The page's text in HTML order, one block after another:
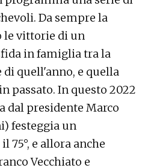
Da sempre la
le vittorie di un
in famiglia tra la
quell'anno, e quella
passato. In questo 2022
dal presidente Marco
festeggia un
75°, e allora anche
Vecchiato e